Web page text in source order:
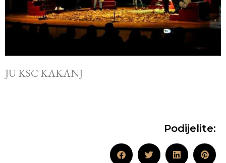
JU KSC KAKANJ
Podijelite: